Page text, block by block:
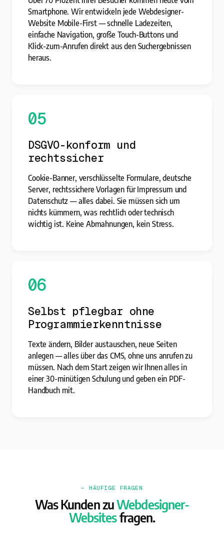
Smartphone. Wir entwickeln jede Webdesigner-
Website Mobile-First — schnelle Ladezeiten,
einfache Navigation, große Touch-Buttons und
Klick-zum-Anrufen direkt aus den Suchergebnissen
heraus.
05
DSGVO-konform und
rechtssicher
Cookie-Banner, verschlüsselte Formulare, deutsche
Server, rechtssichere Vorlagen für Impressum und
Datenschutz — alles dabei. Sie müssen sich um
nichts kümmern, was rechtlich oder technisch
wichtig ist. Keine Abmahnungen, kein Stress.
06
Selbst pflegbar ohne
Programmierkenntnisse
Texte ändern, Bilder austauschen, neue Seiten
anlegen — alles über das CMS, ohne uns anrufen zu
müssen. Nach dem Start zeigen wir Ihnen alles in
einer 30-minütigen Schulung und geben ein PDF-
Handbuch mit.
— HÄUFIGE FRAGEN
Was Kunden zuWebdesigner-
Websitesfragen.